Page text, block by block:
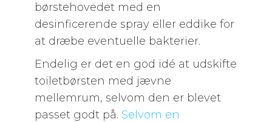
børstehovedet med en
desinficerende spray eller eddike for
at dræbe eventuelle bakterier.
Endelig er det en god idé at udskifte
toiletbørsten med jævne
mellemrum, selvom den er blevet
passet godt på. Selvom en